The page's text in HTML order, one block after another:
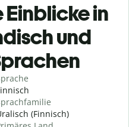
in
und
(Finnisch)